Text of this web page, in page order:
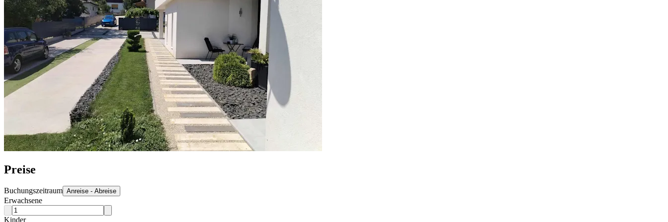
Preise
Buchungszeitraum Anreise - Abreise
Erwachsene
Kinder